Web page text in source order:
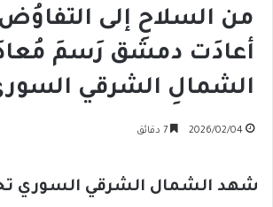
من السلاحِ إلى
أعادَت دمشق رَسمَ
الشمالِ الشرقي
2026/02/04
شهد الشمال الشرقي السوري